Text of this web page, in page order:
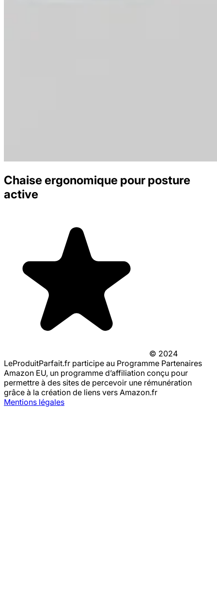
Chaise ergonomique pour posture
active
© 2024
LeProduitParfait.fr participe au Programme Partenaires
Amazon EU, un programme d’affiliation conçu pour
permettre à des sites de percevoir une rémunération
grâce à la création de liens vers Amazon.fr
Mentions légales